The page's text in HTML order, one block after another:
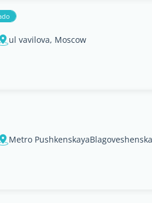
ul vavilova, Moscow
Metro